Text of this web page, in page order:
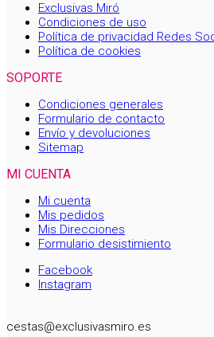
Exclusivas Miró
Condiciones de uso
Política de privacidad Redes
Política de cookies
SOPORTE
Condiciones generales
Formulario de contacto
Envío y devoluciones
Sitemap
MI CUENTA
Mi cuenta
Mis pedidos
Mis Direcciones
Formulario desistimiento
Facebook
Instagram
cestas@exclusivasmiro.es